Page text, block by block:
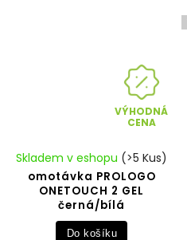
VÝHODNÁ
CENA
omotávka PROLOGO
ONETOUCH 2 GEL
černá/bílá
Skladem v eshopu (>5 Kus)
Do košíku